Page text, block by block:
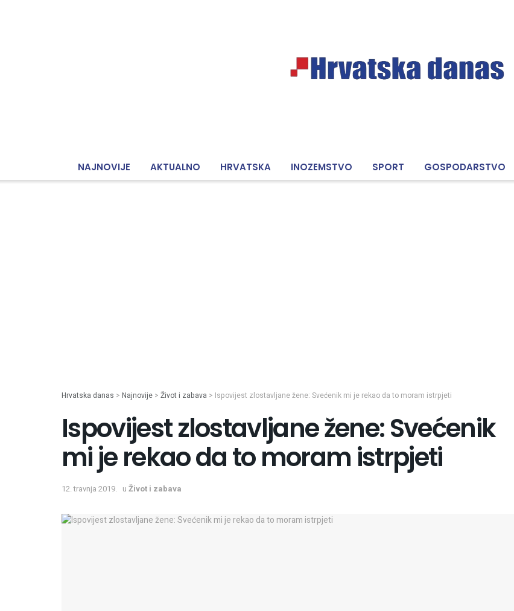
NAJNOVIJE AKTUALNO HRVATSKA INOZEMSTVO SPORT GOSPODARSTVO
Hrvatska danas > Najnovije > Život i zabava > Ispovijest zlostavljane žene: Svećenik mi je rekao da to moram istrpjeti
Ispovijest zlostavljane žene: Svećenik
mi je rekao da to moram istrpjeti
12. travnja 2019. u Život i zabava